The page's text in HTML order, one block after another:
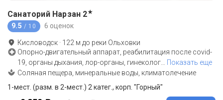
Санаторий Нарзан 2★
9.5 / 10 6 оценок
Кисловодск · 122 м до реки Ольховки
Опорно-двигательный аппарат, реабилитация после covid-
19, органы дыхания, лор-органы, гинеколог
Показать еще
Соляная пещера, минеральные воды, климатолечение
1-мест. (разм. в 2-мест.) 2 катег., корп. "Горный"